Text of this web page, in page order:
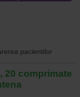
pacientilor
20 comprimate